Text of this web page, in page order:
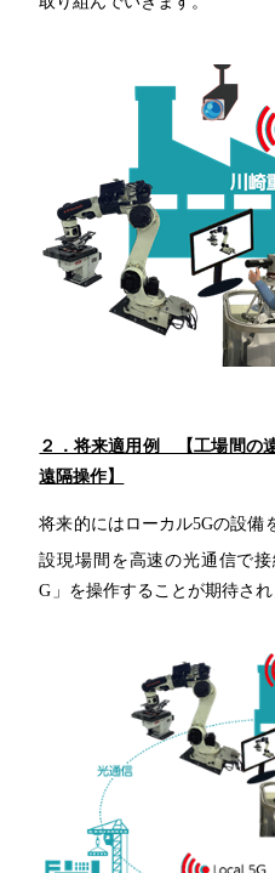
２．将来適用例 【工場間の
遠隔操作】
将来的にはローカル5Gの設備
設現場間を高速の光通信で
G 」を操作することが期待され